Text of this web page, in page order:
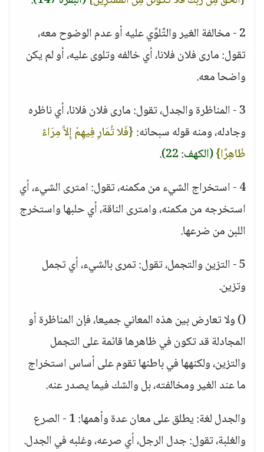
2 - مخالفة الغير والتَّلوِّي عليه أو عدم الوضوح معه،
تقول: مارى فلان فلانا، أي خالفه وتلوى عليه، أو لم يكن
واضحا معه.
3 - المناظرة والجدل، تقول: مارى فلان فلانا، أي ناظره
وجادله، ومنه قوله سبحانه:{فَلا تُمَارِ فِيهِمْ إِلاَّ مِرَاءً
ظَاهِرًا}(الكهف: 22)
.
4 - استخراج الشيء من مكمنه، تقول: امترى الشيء، أي
استخرجه من مكمنه، وامترى الناقة، أي حلبها واستخرج
اللبن من ضرعها.
5 - التزين والتجمل، تقول: تمرى بالشيء، أي تجمل
وتزين.
() ولا تعارض بين هذه المعاني جميعا، فإن المناظرة أو
المجادلة قد تكون في ظاهرها قائمة على التجمل
والتزين، ولكنهها في باطنها تقوم على أساس استخراج
ما عند الغير ومخالفته، بل والشك فيما يصدر عنه.
والجدل لغة: يطلق على معان عدة وأهمها: 1 - الصرع
والغلبة، تقول: جدل الرجل، أي صرعه، وغلبه في الجدل.